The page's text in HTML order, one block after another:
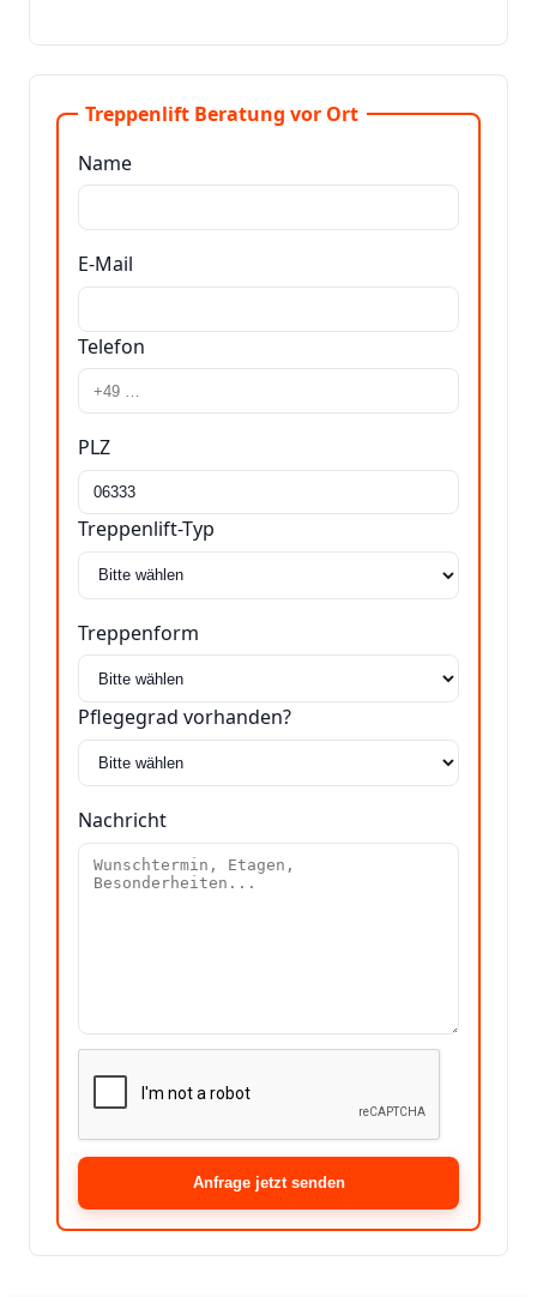
Treppenlift Beratung vor Ort
Name
E-Mail
Telefon
PLZ
Treppenlift-Typ
Treppenform
Pflegegrad vorhanden?
Nachricht
Anfrage jetzt senden